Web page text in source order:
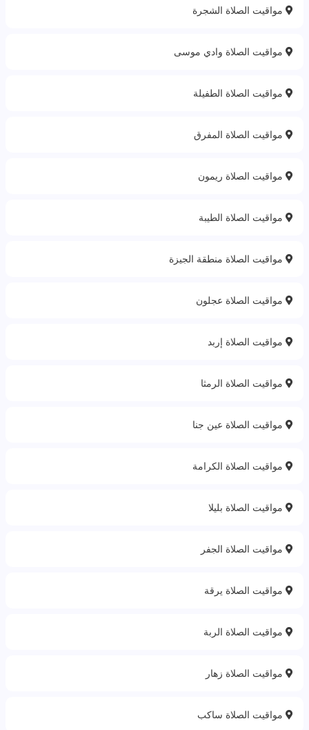
مواقيت الصلاة الشجرة
مواقيت الصلاة وادي موسى
مواقيت الصلاة الطفيلة
مواقيت الصلاة المفرق
مواقيت الصلاة ريمون
مواقيت الصلاة الطيبة
مواقيت الصلاة منطقة الجيزة
مواقيت الصلاة عجلون
مواقيت الصلاة إربد
مواقيت الصلاة الرمثا
مواقيت الصلاة عين جنا
مواقيت الصلاة الكرامة
مواقيت الصلاة بليلا
مواقيت الصلاة الجفر
مواقيت الصلاة يرقة
مواقيت الصلاة الربة‎
مواقيت الصلاة زهار
مواقيت الصلاة ساكب